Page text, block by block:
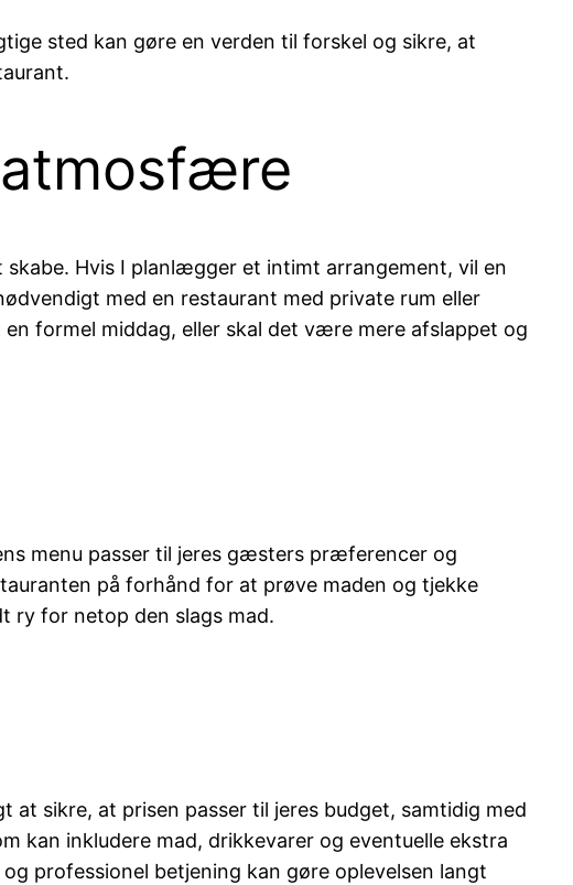
sted kan gøre en verden til forskel og sikre, at
Hvis I planlægger et intimt arrangement, vil en
med en restaurant med private rum eller
formel middag, eller skal det være mere afslappet og
menu passer til jeres gæsters præferencer og
på forhånd for at prøve maden og tjekke
ry for netop den slags mad.
at sikre, at prisen passer til jeres budget, samtidig med
kan inkludere mad, drikkevarer og eventuelle ekstra
professionel betjening kan gøre oplevelsen langt